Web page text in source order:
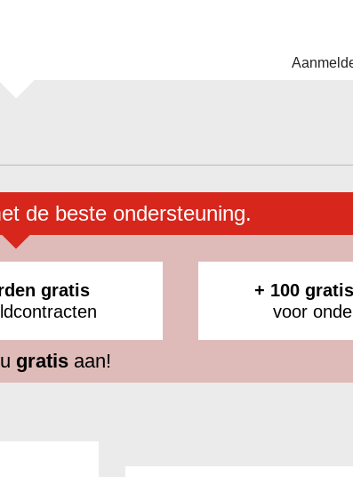
de beste ondersteuning.
gratis
+ 100 gratis
voor
gratisaan!